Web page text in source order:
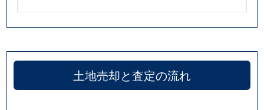
土地売却と査定の流れ